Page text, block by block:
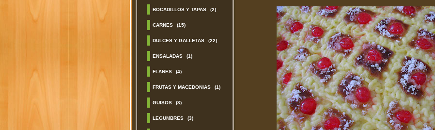
BOCADILLOS Y TAPAS (2)
CARNES (15)
DULCES Y GALLETAS (22)
ENSALADAS (1)
FLANES (4)
FRUTAS Y MACEDONIAS (1)
GUISOS (3)
LEGUMBRES (3)